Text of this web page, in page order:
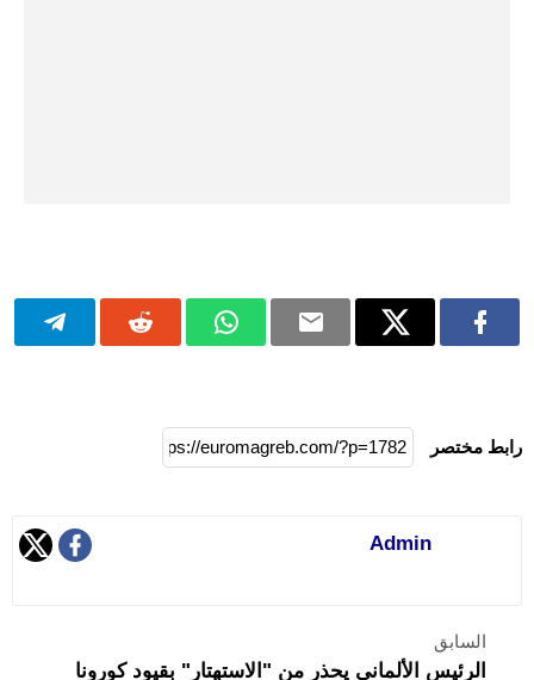
رابط مختصر
Admin
السابق
الرئيس الألماني يحذر من "الاستهتار" بقيود كورونا